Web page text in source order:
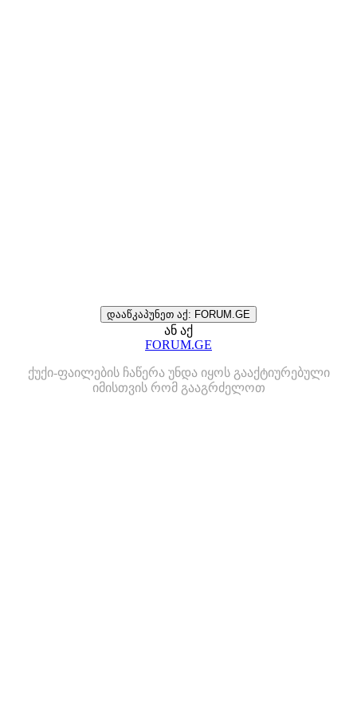
დააწკაპუნეთ აქ: FORUM.GE
ან აქ
FORUM.GE
ქუქი-ფაილების ჩაწერა უნდა იყოს გააქტიურებული
იმისთვის რომ გააგრძელოთ